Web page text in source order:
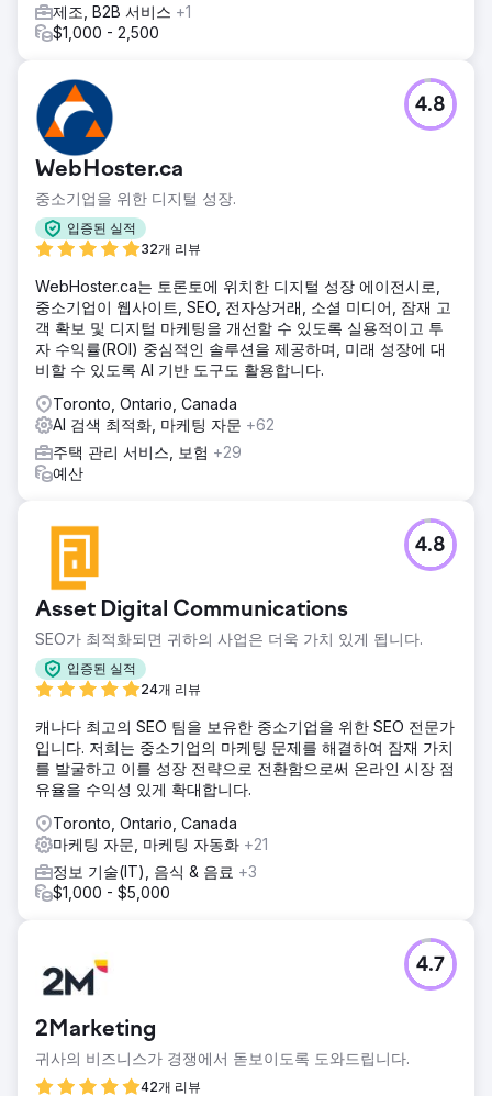
제조, B2B 서비스 +1
$1,000 - 2,500
WebHoster.ca
중소기업을 위한 디지털 성장.
입증된 실적
32개 리뷰
4.8
WebHoster.ca는 토론토에 위치한 디지털 성장 에이전시로,
중소기업이 웹사이트, SEO, 전자상거래, 소셜 미디어, 잠재 고
객 확보 및 디지털 마케팅을 개선할 수 있도록 실용적이고 투
자 수익률(ROI) 중심적인 솔루션을 제공하며, 미래 성장에 대
비할 수 있도록 AI 기반 도구도 활용합니다.
Toronto, Ontario, Canada
AI 검색 최적화, 마케팅 자문 +62
주택 관리 서비스, 보험 +29
예산
Asset Digital Communications
SEO가 최적화되면 귀하의 사업은 더욱 가치 있게 됩니다.
입증된 실적
24개 리뷰
4.8
캐나다 최고의 SEO 팀을 보유한 중소기업을 위한 SEO 전문가
입니다. 저희는 중소기업의 마케팅 문제를 해결하여 잠재 가치
를 발굴하고 이를 성장 전략으로 전환함으로써 온라인 시장 점
유율을 수익성 있게 확대합니다.
Toronto, Ontario, Canada
마케팅 자문, 마케팅 자동화 +21
정보 기술(IT), 음식 & 음료 +3
$1,000 - $5,000
2Marketing
귀사의 비즈니스가 경쟁에서 돋보이도록 도와드립니다.
42개 리뷰
4.7